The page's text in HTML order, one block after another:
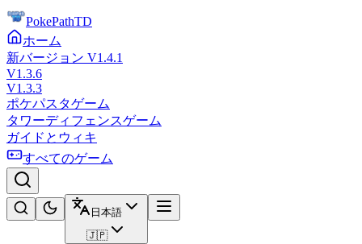
PokePathTD
ホーム
新バージョン V1.4.1
V1.3.6
V1.3.3
ポケパスタゲーム
タワーディフェンスゲーム
ガイドとウィキ
すべてのゲーム
日本語
🇯🇵